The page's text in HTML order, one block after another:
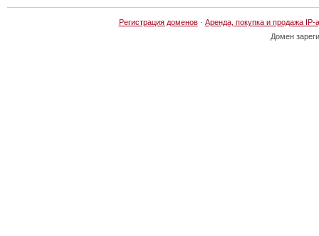
Регистрация доменов· Аренда, покупка и продажа IP-
Домен